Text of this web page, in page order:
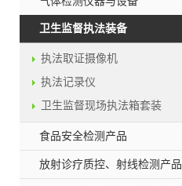
卫生监督执法装备
执法取证摄像机
执法记录仪
卫生监督现场执法箱套装
食品安全检测产品
放射诊疗质控、射线检测产品